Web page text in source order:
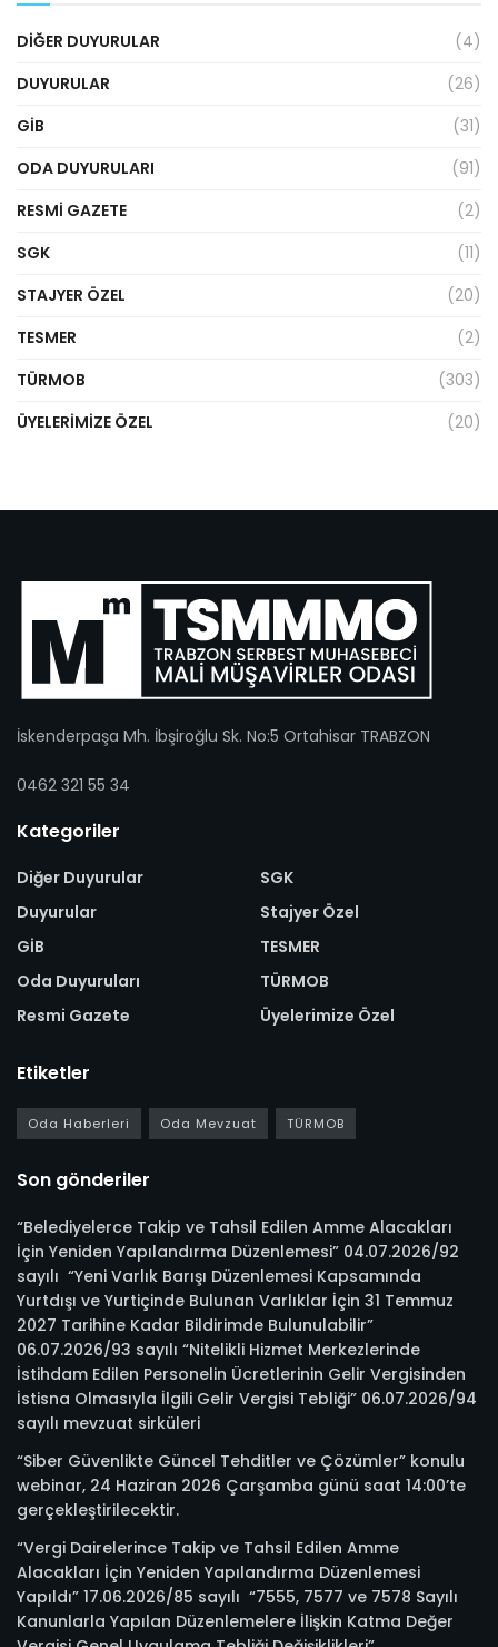
DIĞER DUYURULAR
(4)
DUYURULAR
(26)
GİB
(31)
ODA DUYURULARI
(91)
RESMI GAZETE
(2)
SGK
(11)
STAJYER ÖZEL
(20)
TESMER
(2)
TÜRMOB
(303)
ÜYELERIMIZE ÖZEL
(20)
İskenderpaşa Mh. İbşiroğlu Sk. No:5 Ortahisar TRABZON
0462 321 55 34
Kategoriler
Diğer Duyurular
Duyurular
GİB
Oda Duyuruları
Resmi Gazete
SGK
Stajyer Özel
TESMER
TÜRMOB
Üyelerimize Özel
Etiketler
Oda Haberleri Oda Mevzuat TÜRMOB
Son gönderiler
“Belediyelerce Takip ve Tahsil Edilen Amme Alacakları
İçin Yeniden Yapılandırma Düzenlemesi” 04.07.2026/92
sayılı “Yeni Varlık Barışı Düzenlemesi Kapsamında
Yurtdışı ve Yurtiçinde Bulunan Varlıklar İçin 31 Temmuz
2027 Tarihine Kadar Bildirimde Bulunulabilir”
06.07.2026/93 sayılı “Nitelikli Hizmet Merkezlerinde
İstihdam Edilen Personelin Ücretlerinin Gelir Vergisinden
İstisna Olmasıyla İlgili Gelir Vergisi Tebliği” 06.07.2026/94
sayılı mevzuat sirküleri
“Siber Güvenlikte Güncel Tehditler ve Çözümler” konulu
webinar, 24 Haziran 2026 Çarşamba günü saat 14:00’te
gerçekleştirilecektir.
“Vergi Dairelerince Takip ve Tahsil Edilen Amme
Alacakları İçin Yeniden Yapılandırma Düzenlemesi
Yapıldı” 17.06.2026/85 sayılı “7555, 7577 ve 7578 Sayılı
Kanunlarla Yapılan Düzenlemelere İlişkin Katma Değer